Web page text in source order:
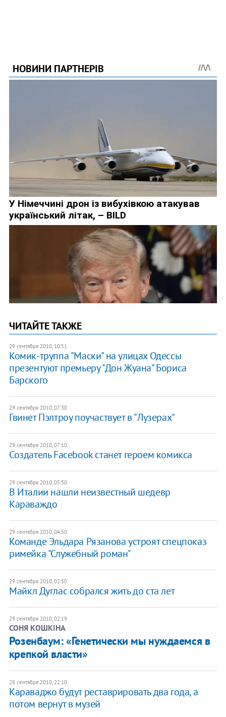
ЧИТАЙТЕ ТАКЖЕ
29 сентября 2010, 10:51
Комик-труппа "Маски" на улицах Одессы
презентуют премьеру "Дон Жуана" Бориса
Барского
29 сентября 2010, 07:30
Гвинет Пэлтроу поучаствует в "Лузерах"
29 сентября 2010, 07:10
Создатель Facebook станет героем комикса
29 сентября 2010, 05:50
В Италии нашли неизвестный шедевр
Караваждо
29 сентября 2010, 04:50
Команде Эльдара Рязанова устроят спецпоказ
римейка "Служебный роман"
29 сентября 2010, 02:50
Майкл Дуглас собрался жить до ста лет
29 сентября 2010, 02:19
СОНЯ КОШКІНА
Розенбаум: «Генетически мы нуждаемся в
крепкой власти»
28 сентября 2010, 22:10
Караваджо будут реставрировать два года, а
потом вернут в музей